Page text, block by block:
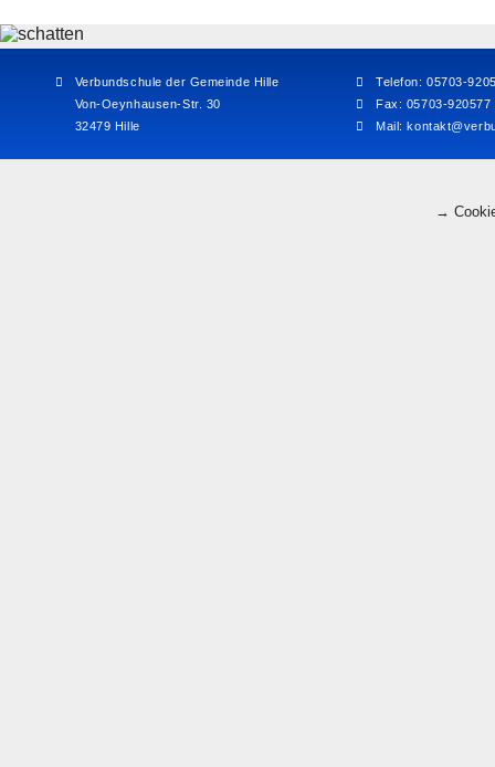
Verbundschule der Gemeinde Hille
Von-Oeynhausen-Str. 30
32479 Hille
Telefon: 05703-
Fax: 05703-920577
Mail:
→